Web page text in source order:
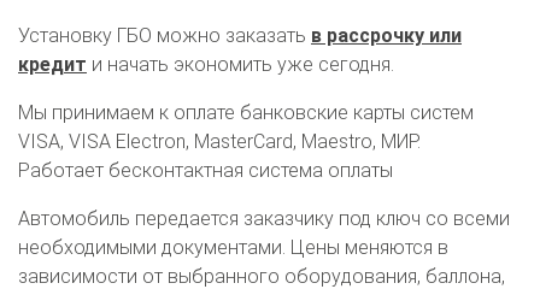
О автосервисе
Отзывы клиентов
Установка ГБО за 6 часов
2-го поколения 4-го поколения
5-го поколения
Установку ГБО можно заказать в рассрочку или
кредит и начать экономить уже сегодня.
Мы принимаем к оплате банковские карты систем
VISA, VISA Electron, MasterCard, Maestro, МИР.
Работает бесконтактная система оплаты
Автомобиль передается заказчику под ключ со всеми
необходимыми документами. Цены меняются в
зависимости от выбранного оборудования, баллона,